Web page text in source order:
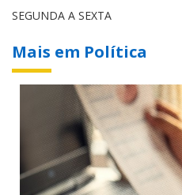
SEGUNDA A SEXTA
Mais em Política